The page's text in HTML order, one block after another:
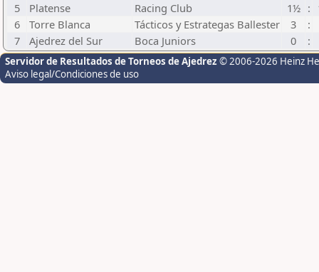
5
Platense Racing Club 1½ :
6
Torre Blanca Tácticos y Estrategas Ballester 3
:
7
Ajedrez del Sur Boca Juniors 0 :
Servidor de Resultados de Torneos de Ajedrez © 2006-2026 Heinz
Aviso legal/Condiciones de uso